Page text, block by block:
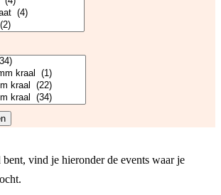
vind je hieronder de events waar je